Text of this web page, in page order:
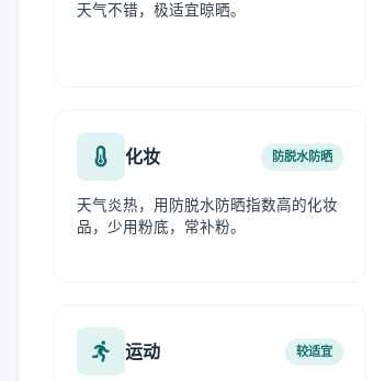
天气不错，极适宜晾晒。
化妆 防脱水防晒
天气炎热，用防脱水防晒指数高的化妆
品，少用粉底，常补粉。
运动 较适宜